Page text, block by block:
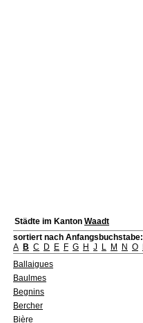
Städte im Kanton Waadt
sortiert nach Anfangsbuchstabe:
A B C D E F G H J L M N O
Ballaigues
Baulmes
Begnins
Bercher
Bière